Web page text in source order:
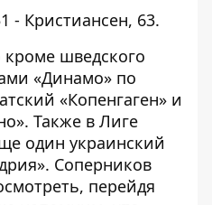
- Кристиансен, 63.
шведского
«Динамо» по
«Копенгаген» и
Также в Лиге
один украинский
Соперников
перейдя